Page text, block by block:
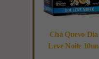
Chá Quevo Dia
Leve Noite 10un